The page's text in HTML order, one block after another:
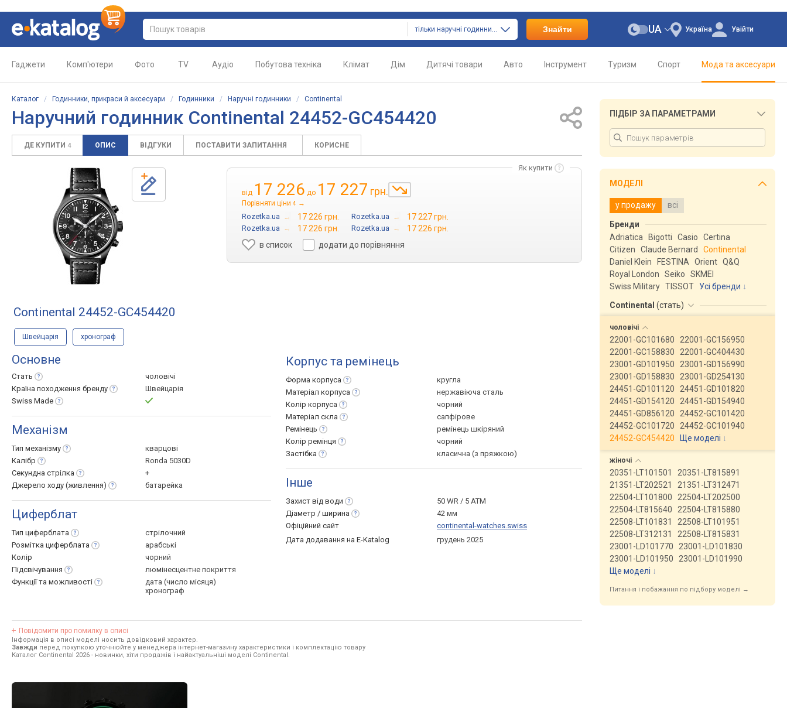
тільки наручні годинники Знайти Україна
UA Увійти
Гаджети Комп'ютери Фото TV Аудіо Побутова техніка Клімат Дім Дитячі товари Авто Інструмент Туризм Спорт Мода та аксесуари
Каталог / Годинники, прикраси й аксесуари / Годинники / Наручні годинники / Continental
Наручний годинник Continental 24452-GC454420
ДЕ КУПИТИ 4 ОПИС ВІДГУКИ ПОСТАВИТИ ЗАПИТАННЯ КОРИСНЕ
Як купити
від 17 226 до 17 227 грн.
Порівняти ціни 4 →
Rozetka.ua → 17 226 грн. Rozetka.ua → 17 227 грн.
Rozetka.ua → 17 226 грн. Rozetka.ua →
17 226 грн.
в список
додати до порівняння
Continental 24452-GC454420
Швейцарія хронограф
Основне
Стать
чоловічі
Країна походження бренду
Швейцарія
Swiss Made
Механізм
Тип механізму
кварцові
Калібр
Ronda 5030D
Секундна стрілка
+
Джерело ходу (живлення) батарейка
Циферблат
Тип циферблата
стрілочний
Розмітка циферблата
арабські
Колір
чорний
Підсвічування
люмінесцентне покриття
Функції та можливості
дата (число місяця)
хронограф
Корпус та ремінець
Форма корпуса
кругла
Матеріал корпуса
нержавіюча сталь
Колір корпуса
чорний
Матеріал скла
сапфірове
Ремінець
ремінець шкіряний
Колір ремінця
чорний
Застібка
класична (з пряжкою)
Інше
Захист від води
50 WR / 5 ATM
Діаметр / ширина
42 мм
Офіційний сайт
continental-watches.swiss
Дата додавання на E-Katalog
грудень 2025
Повідомити про помилку в описі
Інформація в описі моделі носить довідковий характер.
Завжди перед покупкою уточнюйте у менеджера інтернет-магазину характеристики і комплектацію товару
Каталог Continental 2026 - новинки, хіти продажів і найактуальніші моделі Continental.
ПІДБІР ЗА ПАРАМЕТРАМИ
МОДЕЛІ
у продажу всі
Бренди
Adriatica
Bigotti Casio
Certina
Citizen
Claude Bernard
Continental
Daniel Klein
FESTINA Orient Q&Q
Royal London
Seiko
SKMEI
Swiss Military TISSOT
Усі бренди
Continental (стать)
чоловічі
22001-GC101680
22001-GC156950
22001-GC158830
22001-GC404430
23001-GD101950
23001-GD156990
23001-GD158830
23001-GD254130
24451-GD101120
24451-GD101820
24451-GD154120
24451-GD154940
24451-GD856120
24452-GC101420
24452-GC101720
24452-GC101940
24452-GC454420
Ще моделі ↓
жіночі
20351-LT101501
20351-LT815891
21351-LT202521
21351-LT312471
22504-LT101800
22504-LT202500
22504-LT815640
22504-LT815880
22508-LT101831
22508-LT101951
22508-LT312131
22508-LT815831
23001-LD101770
23001-LD101830
23001-LD101950
23001-LD101990
Ще моделі ↓
Питання і побажання по підбору моделі →